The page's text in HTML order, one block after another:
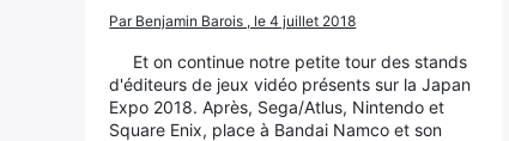
Par Benjamin Barois , le 4 juillet 2018
Et on continue notre petite tour des stands
d'éditeurs de jeux vidéo présents sur la Japan
Expo 2018. Après, Sega/Atlus, Nintendo et
Square Enix, place à Bandai Namco et son